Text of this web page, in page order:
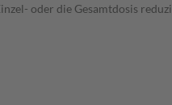
oder die Gesamtdosis